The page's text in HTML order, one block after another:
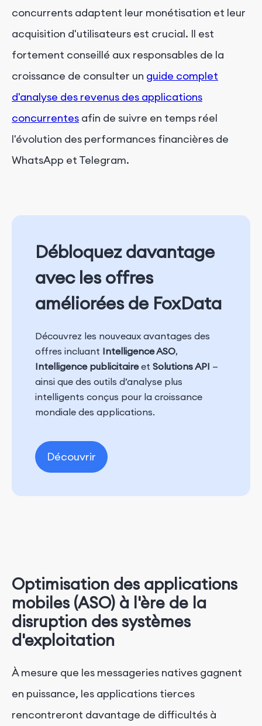
concurrents adaptent leur monétisation et leur
acquisition d'utilisateurs est crucial. Il est
fortement conseillé aux responsables de la
croissance de consulter un guide complet
d'analyse des revenus des applications
concurrentes afin de suivre en temps réel
l'évolution des performances financières de
WhatsApp et Telegram.
Débloquez davantage
avec les offres
améliorées de FoxData
Découvrez les nouveaux avantages des
offres incluant Intelligence ASO,
Intelligence publicitaireet Solutions API —
ainsi que des outils d’analyse plus
intelligents conçus pour la croissance
mondiale des applications.
Découvrir
Optimisation des applications
mobiles (ASO) à l'ère de la
disruption des systèmes
d'exploitation
À mesure que les messageries natives gagnent
en puissance, les applications tierces
rencontreront davantage de difficultés à